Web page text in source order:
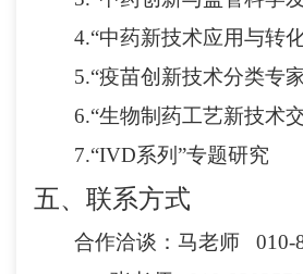
4.“中药新技术应用与转
5.“疫苗创新技术分类专
6.“生物制药工艺新技术
7.“IVD系列”专题研究
五、联系方式
合作洽谈：马老师 010-